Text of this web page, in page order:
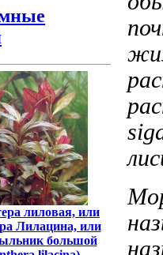
лиловая, или
Лилацина, или
большой